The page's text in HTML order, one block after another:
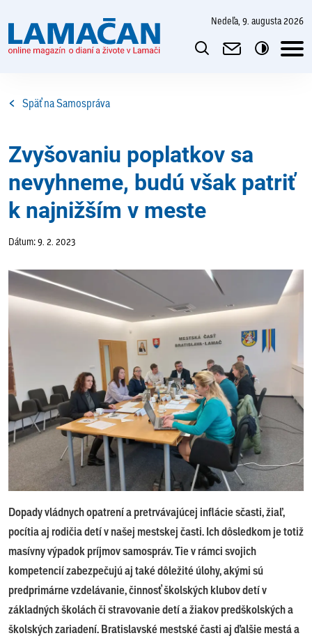
nedeľa, 9. augusta 2026
Späť na Samospráva
Zvyšovaniu poplatkov sa
nevyhneme, budú však patriť
k najnižším v meste
Dátum: 9. 2. 2023
Dopady vládnych opatrení a pretrvávajúcej inflácie sčasti, žiaľ,
pocítia aj rodičia detí v našej mestskej časti. Ich dôsledkom je totiž
masívny výpadok príjmov samospráv. Tie v rámci svojich
kompetencií zabezpečujú aj také dôležité úlohy, akými sú
predprimárne vzdelávanie, činnosť školských klubov detí v
základných školách či stravovanie detí a žiakov predškolských a
školských zariadení. Bratislavské mestské časti aj ďalšie mestá a